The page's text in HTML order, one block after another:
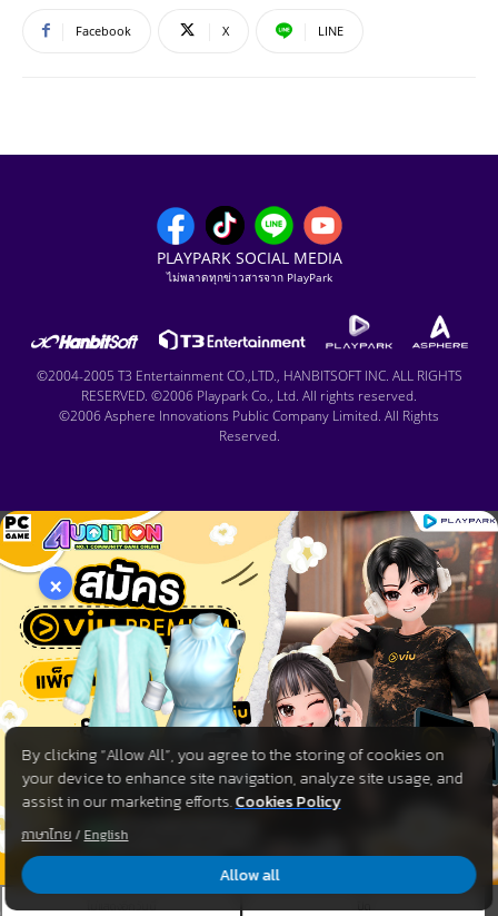
Facebook X LINE
PLAYPARK SOCIAL MEDIA
ไม่พลาดทุกข่าวสารจาก PlayPark
©2004-2005 T3 Entertainment CO.,LTD., HANBITSOFT INC. ALL RIGHTS
RESERVED. ©2006 Playpark Co., Ltd. All rights reserved.
©2006 Asphere Innovations Public Company Limited. All Rights
Reserved.
By clicking “Allow All”, you agree to the storing of cookies on
your device to enhance site navigation, analyze site usage, and
assist in our marketing efforts.Cookies Policy
ภาษาไทย / English
Allow all
×